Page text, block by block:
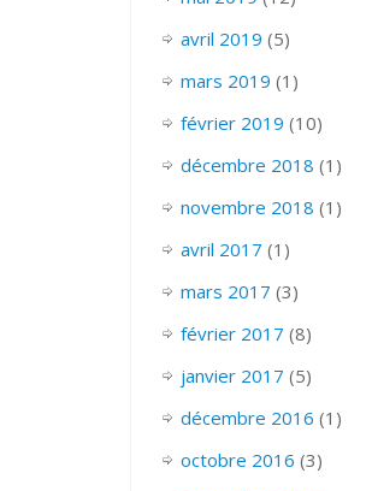
avril 2019 (5)
mars 2019 (1)
février 2019 (10)
décembre 2018 (1)
novembre 2018 (1)
avril 2017 (1)
mars 2017 (3)
février 2017 (8)
janvier 2017 (5)
décembre 2016 (1)
octobre 2016 (3)